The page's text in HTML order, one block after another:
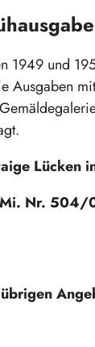
1949 und
Ausgaben
Lücken
Nr. 504/